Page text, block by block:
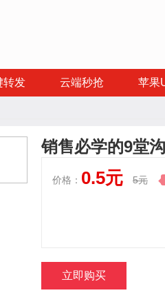
转发 云端秒抢 苹果
销售必学的9堂
价格： 0.5元 5元 
立即购买